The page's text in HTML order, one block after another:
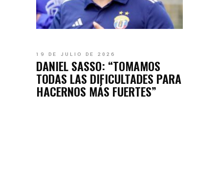
19 DE JULIO DE 2026
DANIEL SASSO: “TOMAMOS
TODAS LAS DIFICULTADES PARA
HACERNOS MÁS FUERTES”